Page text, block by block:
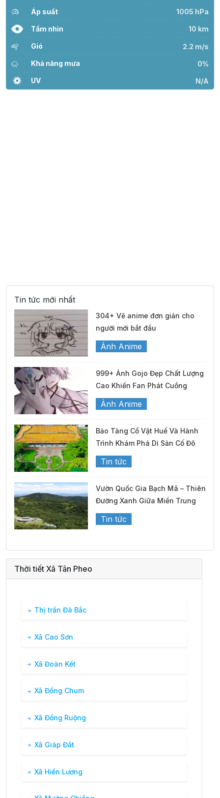
Áp suất 1005 hPa
Tầm nhìn 10 km
Gió 2.2 m/s
Khả năng mưa 0%
UV N/A
Tin tức mới nhất
304+ Vẽ anime đơn giản cho
người mới bắt đầu
Ảnh Anime
999+ Ảnh Gojo Đẹp Chất Lượng
Cao Khiến Fan Phát Cuồng
Ảnh Anime
Bảo Tàng Cổ Vật Huế Và Hành
Trình Khám Phá Di Sản Cố Đô
Tin tức
Vườn Quốc Gia Bạch Mã – Thiên
Đường Xanh Giữa Miền Trung
Tin tức
Thời tiết Xã Tân Pheo
Thị trấn Đà Bắc
Xã Cao Sơn
Xã Đoàn Kết
Xã Đồng Chum
Xã Đồng Ruộng
Xã Giáp Đắt
Xã Hiền Lương